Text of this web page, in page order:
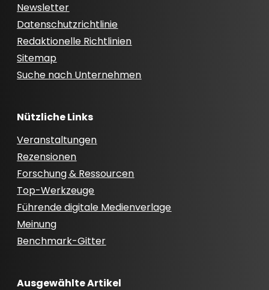
Newsletter
Datenschutzrichtlinie
Redaktionelle Richtlinien
Sitemap
Suche nach Unternehmen
Nützliche Links
Veranstaltungen
Rezensionen
Forschung & Ressourcen
Top-Werkzeuge
Führende digitale Medienverlage
Meinung
Benchmark-Gitter
Ausgewählte Artikel